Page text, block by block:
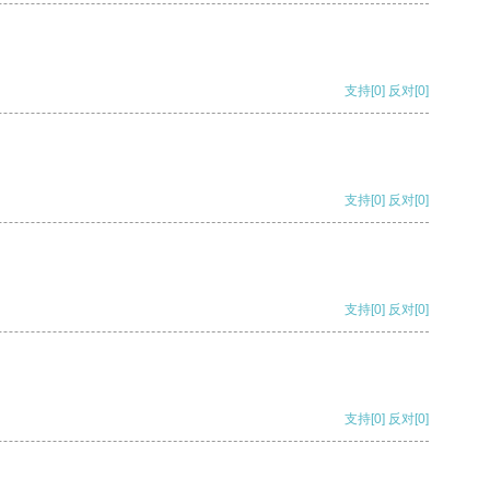
支持[0] 反对[0]
支持[0] 反对[0]
支持[0] 反对[0]
支持[0] 反对[0]